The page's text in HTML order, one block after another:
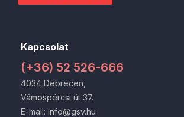
Kapcsolat
(+36) 52 526-666
4034 Debrecen,
Vámospércsi út 37.
E-mail: info@gsv.hu